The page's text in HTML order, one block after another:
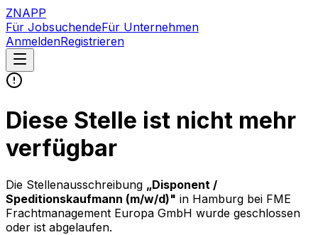
ZNAPP
Für JobsuchendeFür Unternehmen
AnmeldenRegistrieren
Diese Stelle ist nicht mehr
verfügbar
Die Stellenausschreibung „Disponent /
Speditionskaufmann (m/w/d)" in Hamburg bei FME
Frachtmanagement Europa GmbH wurde geschlossen
oder ist abgelaufen.